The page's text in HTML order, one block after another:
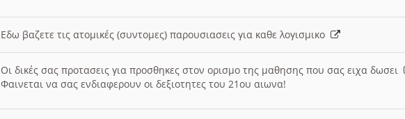
Εδω βαζετε τις ατομικές (συντομες) παρουσιασεις για καθε λογισμικο
Οι δικές σας προτασεις για προσθηκες στον ορισμο της μαθησης που σας ειχα δωσει
Φαινεται να σας ενδιαφερουν οι δεξιοτητες του 21ου αιωνα!